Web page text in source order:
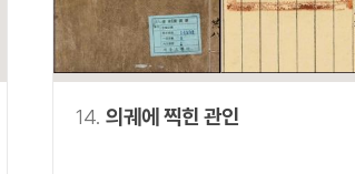
14. 의궤에 찍힌 관인